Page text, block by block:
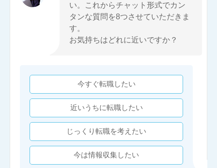
い。これからチャット形式でカン
タンな質問を8つさせていただきま
す。
お気持ちはどれに近いですか？
今すぐ転職したい
近いうちに転職したい
じっくり転職を考えたい
今は情報収集したい